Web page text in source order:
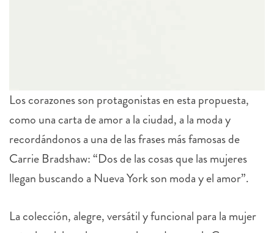
como una carta de amor a la ciudad, a la moda y
recordándonos a una de las frases más famosas de
Carrie Bradshaw: “Dos de las cosas que las mujeres
llegan buscando a Nueva York son moda y el amor”.
actual, celebra el amor por la moda y por la Gran